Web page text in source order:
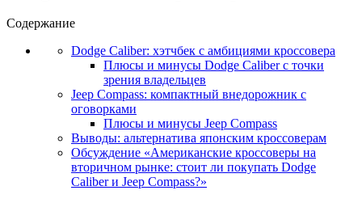
Содержание
Dodge Caliber: хэтчбек с амбициями кроссовера
Плюсы и минусы Dodge Caliber с точки
зрения владельцев
Jeep Compass: компактный внедорожник с
оговорками
Плюсы и минусы Jeep Compass
Выводы: альтернатива японским кроссоверам
Обсуждение «Американские кроссоверы на
вторичном рынке: стоит ли покупать Dodge
Caliber и Jeep Compass?»